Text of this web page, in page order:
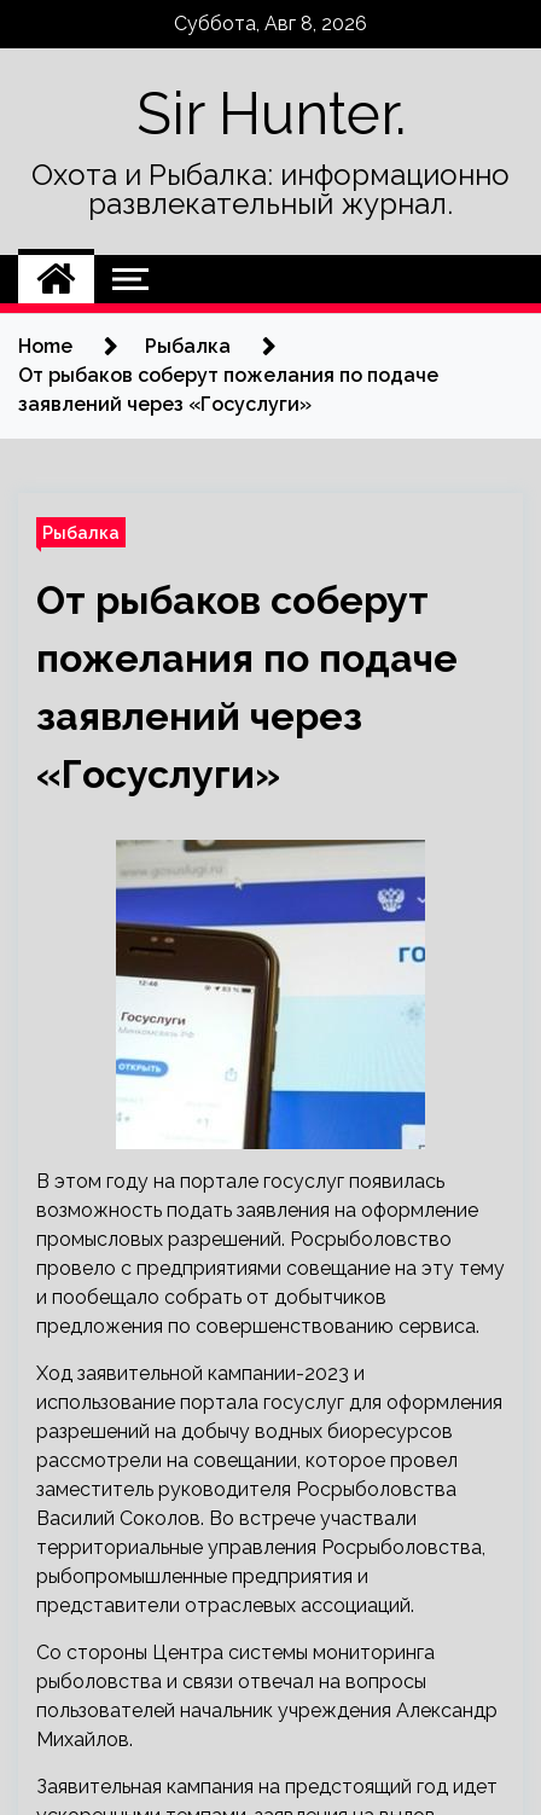
Суббота, Авг 8, 2026
Sir Hunter.
Охота и Рыбалка: информационно
развлекательный журнал.
Home
Рыбалка
От рыбаков соберут пожелания по подаче
заявлений через «Госуслуги»
Рыбалка
От рыбаков соберут
пожелания по подаче
заявлений через
«Госуслуги»
В этом году на портале госуслуг появилась
возможность подать заявления на оформление
промысловых разрешений. Росрыболовство
провело с предприятиями совещание на эту тему
и пообещало собрать от добытчиков
предложения по совершенствованию сервиса.
Ход заявительной кампании-2023 и
использование портала госуслуг для оформления
разрешений на добычу водных биоресурсов
рассмотрели на совещании, которое провел
заместитель руководителя Росрыболовства
Василий Соколов. Во встрече участвали
территориальные управления Росрыболовства,
рыбопромышленные предприятия и
представители отраслевых ассоциаций.
Со стороны Центра системы мониторинга
рыболовства и связи отвечал на вопросы
пользователей начальник учреждения Александр
Михайлов.
Заявительная кампания на предстоящий год идет